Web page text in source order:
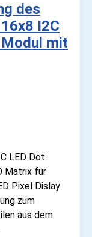
des
I2C
mit
LED Dot
Matrix für
Pixel Dislay
zum
aus dem